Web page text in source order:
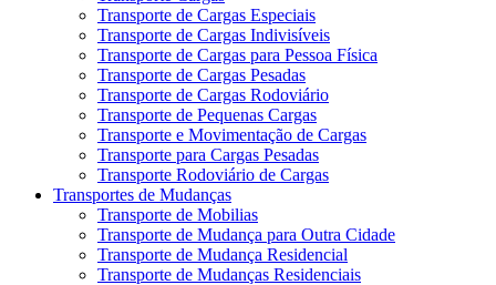
Transporte de Cargas Especiais
Transporte de Cargas Indivisíveis
Transporte de Cargas para Pessoa Física
Transporte de Cargas Pesadas
Transporte de Cargas Rodoviário
Transporte de Pequenas Cargas
Transporte e Movimentação de Cargas
Transporte para Cargas Pesadas
Transporte Rodoviário de Cargas
Transportes de Mudanças
Transporte de Mobilias
Transporte de Mudança para Outra Cidade
Transporte de Mudança Residencial
Transporte de Mudanças Residenciais